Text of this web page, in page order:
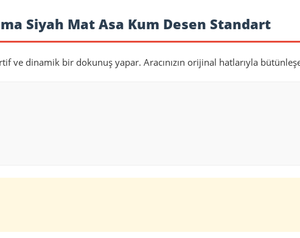
Siyah Mat Asa Kum Desen Standart
dinamik bir dokunuş yapar. Aracınızın orijinal hatlarıyla